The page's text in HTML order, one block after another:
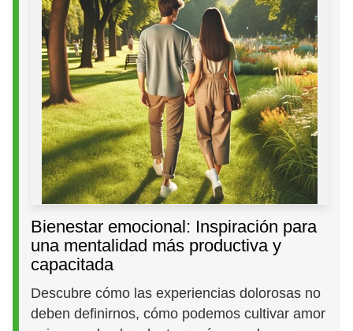
Bienestar emocional: Inspiración para
una mentalidad más productiva y
capacitada
Descubre cómo las experiencias dolorosas no
deben definirnos, cómo podemos cultivar amor